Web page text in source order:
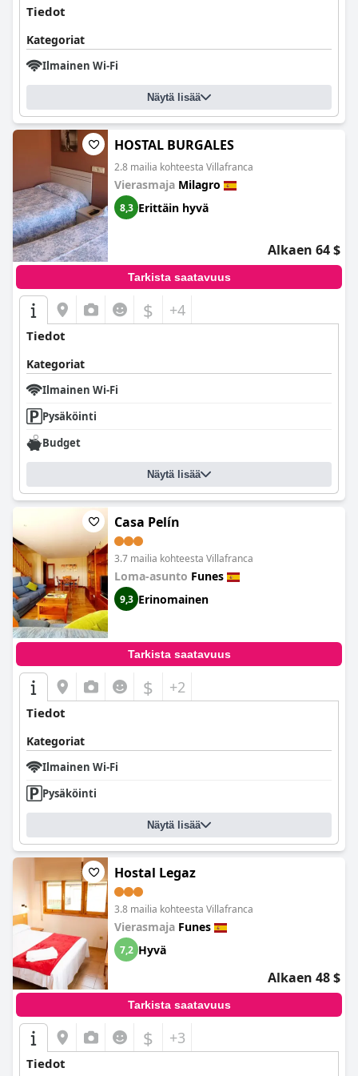
Tiedot
Kategoriat
Ilmainen Wi-Fi
Näytä lisää
HOSTAL BURGALES
2.8 mailia kohteesta Villafranca
Vierasmaja Milagro
8,3 Erittäin hyvä
Alkaen 64 $
Tarkista saatavuus
$ +4
Tiedot
Kategoriat
Ilmainen Wi-Fi
Pysäköinti
Budget
Näytä lisää
Casa Pelín
3.7 mailia kohteesta Villafranca
Loma-asunto Funes
9,3 Erinomainen
Tarkista saatavuus
$ +2
Tiedot
Kategoriat
Ilmainen Wi-Fi
Pysäköinti
Näytä lisää
Hostal Legaz
3.8 mailia kohteesta Villafranca
Vierasmaja Funes
7,2 Hyvä
Alkaen 48 $
Tarkista saatavuus
$ +3
Tiedot